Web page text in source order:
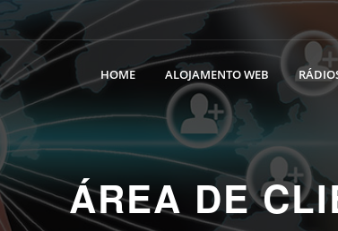
HOME ALOJAMENTO WEB
ÁREA DE